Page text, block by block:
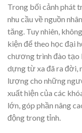
Trong bối cảnh phát
nhu cầu về nguồn
tăng. Tuy nhiên,
kiện để theo học đại
chương trình đào tạo
dựng từ xa đã ra đời,
lượng cho những
xuất hiện của các
lớn, góp phần nâng
động trong tỉnh.